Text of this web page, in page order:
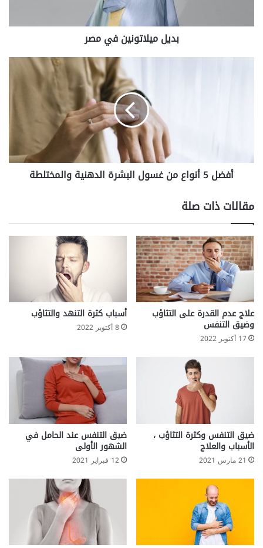
بديل ميلاتونين في مصر
أفضل 5 أنواع من غسول البشرة الدهنية والمختلطة
مقالات ذات صلة
علاج عدم القدرة على التثاؤب
وضيق التنفس
17 أكتوبر 2022
أسباب كثرة التنهد والتثاؤب
8 أكتوبر 2022
ضيق التنفس وكثرة التثاؤب ،
الأسباب والعلاج
21 مارس 2021
ضيق التنفس عند الحامل في
الشهور الأولى
12 فبراير 2021